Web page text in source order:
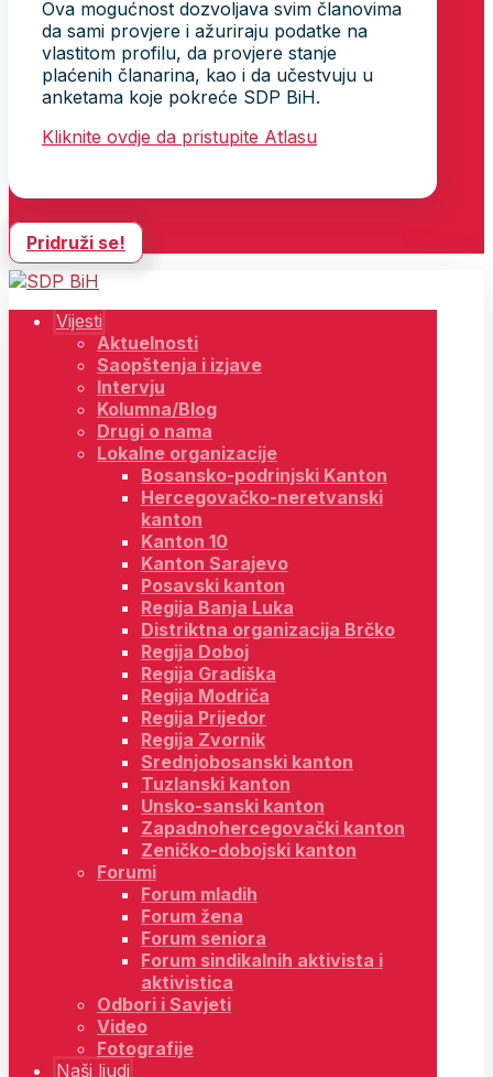
Ova mogućnost dozvoljava svim članovima
da sami provjere i ažuriraju podatke na
vlastitom profilu, da provjere stanje
plaćenih članarina, kao i da učestvuju u
anketama koje pokreće SDP BiH.
Kliknite ovdje da pristupite Atlasu
Pridruži se!
Vijesti
Aktuelnosti
Saopštenja i izjave
Intervju
Kolumna/Blog
Drugi o nama
Lokalne organizacije
Bosansko-podrinjski Kanton
Hercegovačko-neretvanski
kanton
Kanton 10
Kanton Sarajevo
Posavski kanton
Regija Banja Luka
Distriktna organizacija Brčko
Regija Doboj
Regija Gradiška
Regija Modriča
Regija Prijedor
Regija Zvornik
Srednjobosanski kanton
Tuzlanski kanton
Unsko-sanski kanton
Zapadnohercegovački kanton
Zeničko-dobojski kanton
Forumi
Forum mladih
Forum žena
Forum seniora
Forum sindikalnih aktivista i
aktivistica
Odbori i Savjeti
Video
Fotografije
Naši ljudi